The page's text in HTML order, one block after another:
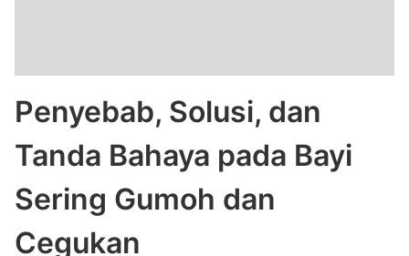
Penyebab, Solusi, dan
Tanda Bahaya pada Bayi
Sering Gumoh dan
Cegukan